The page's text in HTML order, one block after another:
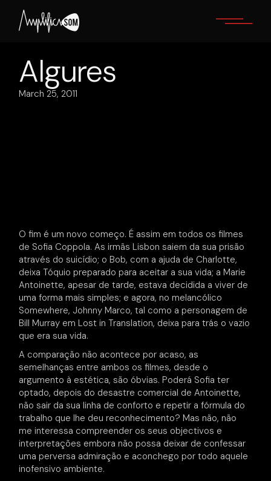
content
Algures
March 25, 2011
O fim é um novo começo. É assim em todos os filmes
de Sofia Coppola. As irmãs Lisbon saiem da sua prisão
através do suicídio; o Bob, com a ajuda de Charlotte,
deixa Tóquio preparado para aceitar a sua vida; a Marie
Antoinette, apesar de tarde, estava decidida a viver de
uma forma mais simples; e agora, no melancólico
Somewhere, Johnny Marco, tal como a personagem de
Bill Murray em Lost in Translation, deixa para trás o vazio
que era sua vida.
A comparação não acontece por acaso, as
semelhanças entre ambos os filmes, desde o
argumento à estética, são óbvias. Poderá Sofia ter
optado, depois do desastre comercial de Antoinette,
não sair da sua linha de conforto e repetir a fórmula do
trabalho que lhe deu reconhecimento? Mas não, não
me interessa compreender os seus objectivos e
interpretações embora não possa deixar de confessar
uma perversa admiração e aconchego por todo aquele
inofensivo ambiente.